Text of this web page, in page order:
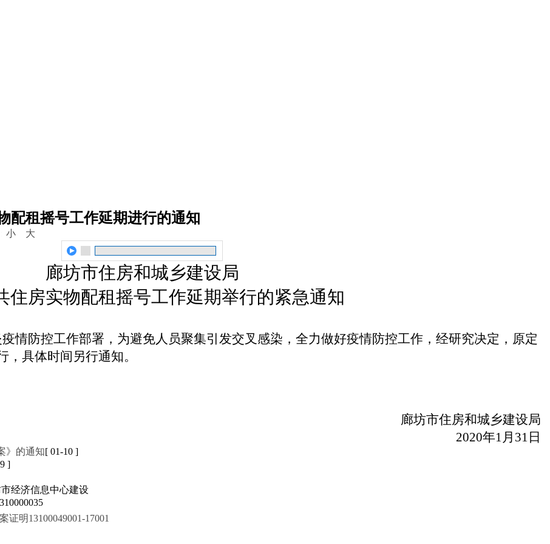
配租摇号工作延期进行的通知
小 大
廊坊市住房和城乡建设局
住房实物配租摇号工作延期举行的紧急通知
情防控工作部署，为避免人员聚集引发交叉感染，全力做好疫情防控工作，经研究决定，原定
具体时间另行通知。
廊坊市住房和城乡建设局
2020年1月 31 日
》的通知[ 01-10 ]
]
经济信息中心建设
明13100049001-17001